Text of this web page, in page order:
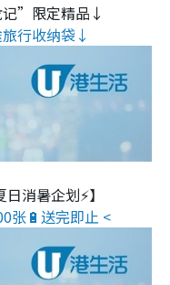
”限定精品↓
行收纳袋↓
消暑企划⚡】
张🔋送完即止 <